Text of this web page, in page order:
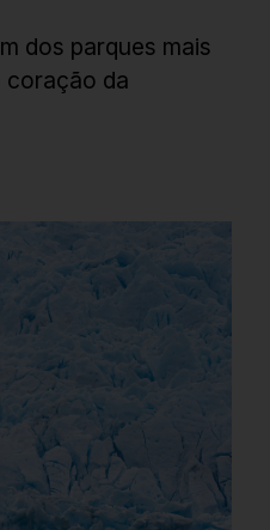
dos parques mais
coração da